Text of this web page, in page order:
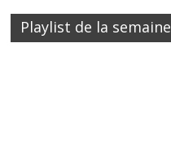
Playlist de la semaine